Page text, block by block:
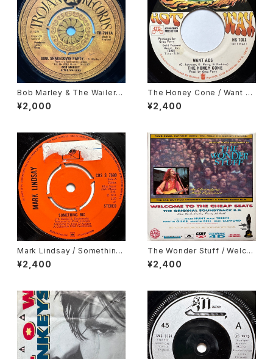
Bob Marley & The Wailers
/ Soul Shakedown Party
¥2,000
The Honey Cone / Want A
ds
¥2,400
Mark Lindsay / Something
Big
¥2,400
The Wonder Stuff / Welco
me To The Cheap Seats
¥2,400